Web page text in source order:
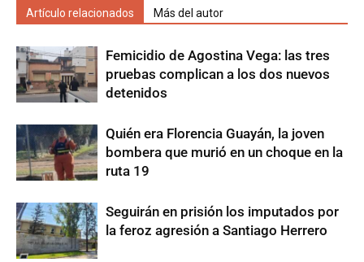
Artículo relacionados Más del autor
Femicidio de Agostina Vega: las tres
pruebas complican a los dos nuevos
detenidos
Quién era Florencia Guayán, la joven
bombera que murió en un choque en la
ruta 19
Seguirán en prisión los imputados por
la feroz agresión a Santiago Herrero